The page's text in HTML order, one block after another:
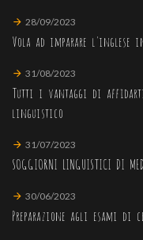
28/09/2023
Vola ad imparare l'inglese
31/08/2023
Tutti i vantaggi di
linguistico
31/07/2023
SOGGIORNI LINGUISTICI DI
30/06/2023
Preparazione agli esami di